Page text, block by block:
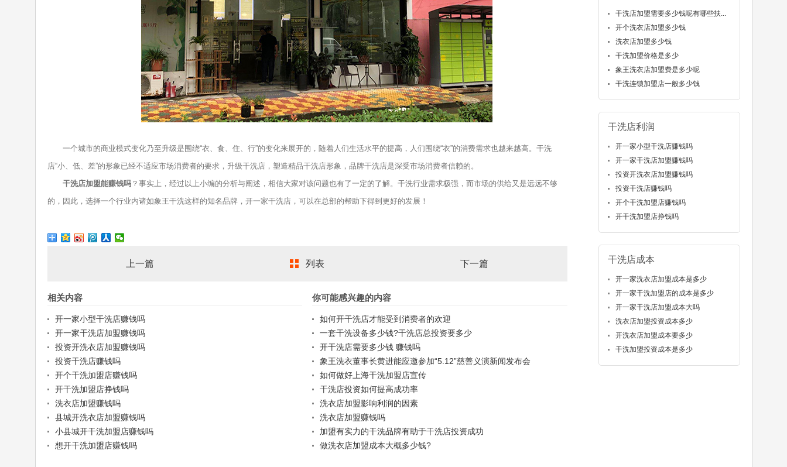
一个城市的商业模式变化乃至升级是围绕“衣、食、住、行”的变化来展开的，随着人们生活水平的提高，人们围绕“衣”的消费需求也越来越高。干洗
店“小、低、差”的形象已经不适应市场消费者的要求，升级干洗店，塑造精品干洗店形象，品牌干洗店是深受市场消费者信赖的。
干洗店加盟能赚钱吗？事实上，经过以上小编的分析与阐述，相信大家对该问题也有了一定的了解。干洗行业需求极强，而市场的供给又是远远不够
的，因此，选择一个行业内诸如象王干洗这样的知名品牌，开一家干洗店，可以在总部的帮助下得到更好的发展！
上一篇 列表 下一篇
相关内容
开一家小型干洗店赚钱吗
开一家干洗店加盟赚钱吗
投资开洗衣店加盟赚钱吗
投资干洗店赚钱吗
开个干洗加盟店赚钱吗
开干洗加盟店挣钱吗
洗衣店加盟赚钱吗
县城开洗衣店加盟赚钱吗
小县城开干洗加盟店赚钱吗
想开干洗加盟店赚钱吗
你可能感兴趣的内容
如何开干洗店才能受到消费者的欢迎
一套干洗设备多少钱?干洗店总投资要多少
开干洗店需要多少钱 赚钱吗
象王洗衣董事长黄进能应邀参加“5.12”慈善义演新闻发布会
如何做好上海干洗加盟店宣传
干洗店投资如何提高成功率
洗衣店加盟影响利润的因素
洗衣店加盟赚钱吗
加盟有实力的干洗品牌有助于干洗店投资成功
做洗衣店加盟成本大概多少钱?
干洗店加盟需要多少钱呢有哪些扶...
开个洗衣店加盟多少钱
洗衣店加盟多少钱
干洗加盟价格是多少
象王洗衣店加盟费是多少呢
干洗连锁加盟店一般多少钱
干洗店利润
开一家小型干洗店赚钱吗
开一家干洗店加盟赚钱吗
投资开洗衣店加盟赚钱吗
投资干洗店赚钱吗
开个干洗加盟店赚钱吗
开干洗加盟店挣钱吗
干洗店成本
开一家洗衣店加盟成本是多少
开一家干洗加盟店的成本是多少
开一家干洗店加盟成本大吗
洗衣店加盟投资成本多少
开洗衣店加盟成本要多少
干洗加盟投资成本是多少